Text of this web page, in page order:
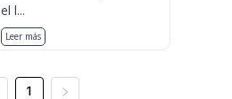
el l...
Leer más
1